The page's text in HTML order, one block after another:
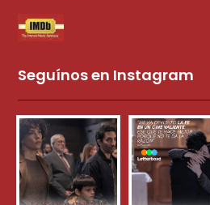
Seguínos en Instagram